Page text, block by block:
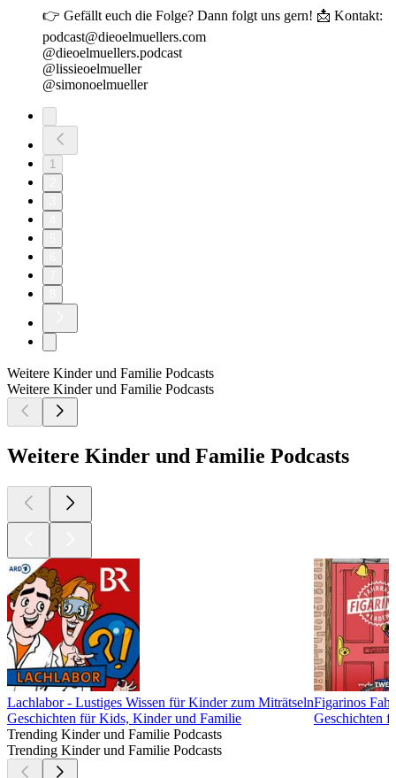
👉 Gefällt euch die Folge? Dann folgt uns gern! 📩 Kontakt: ⁠⁠⁠⁠⁠
podcast@dieoelmuellers.com ⁠ ⁠⁠⁠⁠
@⁠dieoelmuellers.podcast⁠
@⁠lissieoelmueller ⁠
@⁠simonoelmueller
1
Weitere Kinder und Familie Podcasts
Weitere Kinder und Familie Podcasts
Weitere Kinder und Familie Podcasts
Lachlabor - Lustiges Wissen für Kinder zum Miträtseln
Geschichten für Kids, Kinder und Familie
Figarinos
Geschichten
Trending Kinder und Familie Podcasts
Trending Kinder und Familie Podcasts